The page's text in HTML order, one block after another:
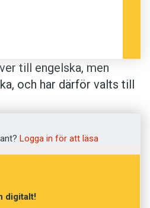
till engelska, men
och har därför valts till
Logga in för att läsa
digitalt!